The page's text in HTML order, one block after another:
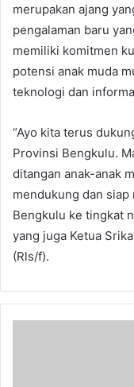
merupakan ajang
pengalaman baru
memiliki komitmen
potensi anak muda
teknologi dan
“Ayo kita terus
Provinsi Bengkulu.
ditangan anak-anak
mendukung dan
Bengkulu ke tingkat
yang juga Ketua
(Rls/f).